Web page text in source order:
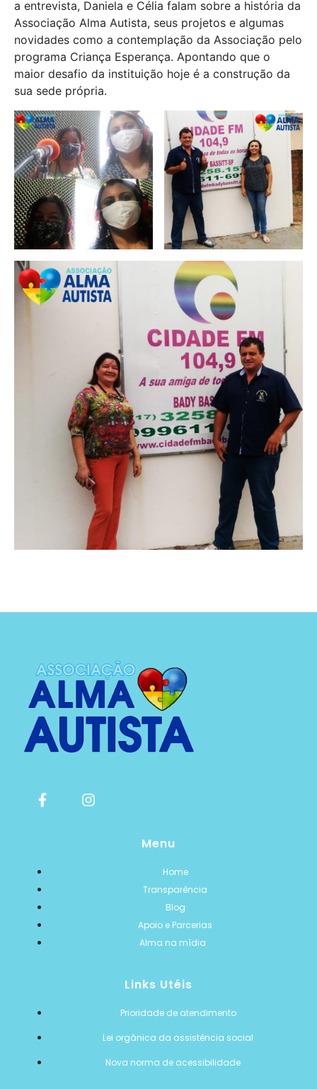
a entrevista, Daniela e Célia falam sobre a história da
Associação Alma Autista, seus projetos e algumas
novidades como a contemplação da Associação pelo
programa Criança Esperança. Apontando que o
maior desafio da instituição hoje é a construção da
sua sede própria.
Menu
Home
Transparência
Blog
Apoio e Parcerias
Alma na mídia
Links Utéis
Prioridade de atendimento
Lei orgânica da assistência social
Nova norma de acessibilidade